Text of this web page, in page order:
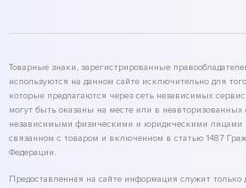
Товарные знаки, зарегистрированные
используются на данном сайте исключительно для
которые предлагаются через сеть независимых
могут быть оказаны на месте или в неавторизованных
независимыми физическими и юридическими лицами
связанном с товаром и включенном в статью 1487
Федерации.
Предоставленная на сайте информация служит